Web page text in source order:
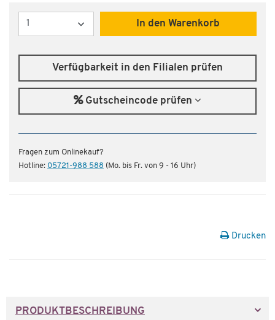
Menge
In den Warenkorb
Verfügbarkeit in den Filialen prüfen
Gutscheincode prüfen
Fragen zum Onlinekauf?
Hotline: 05721-988 588 (Mo. bis Fr. von 9 - 16 Uhr)
Drucken
PRODUKTBESCHREIBUNG